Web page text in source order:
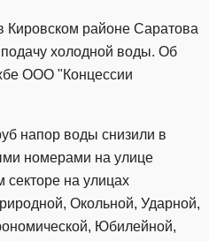
районе Саратова
холодной воды. Об
ООО "Концессии
напор воды снизили в
номерами на улице
секторе на улицах
Окольной, Ударной,
Юбилейной,